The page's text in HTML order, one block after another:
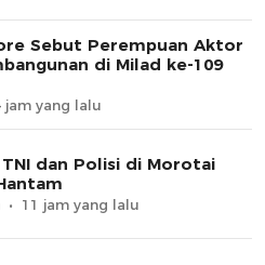
Sebut Perempuan Aktor
di Milad ke-109
jam yang lalu
dan Polisi di Morotai
11 jam yang lalu